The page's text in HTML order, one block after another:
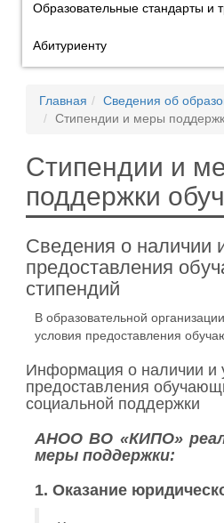
Образовательные стандарты и
Абитуриенту
Главная
Сведения об
Стипендии и меры
Стипендии и
поддержки
Сведения о наличии
предоставления
стипендий
В образовательной
условия предоставления
Информация о наличии и
предоставления
социальной поддержки
АНОО ВО «КИПО»
меры поддержки:
1. Оказание